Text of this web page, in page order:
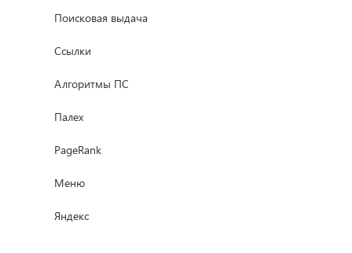
Поисковая выдача
Ссылки
Алгоритмы ПС
Палех
PageRank
Меню
Яндекс